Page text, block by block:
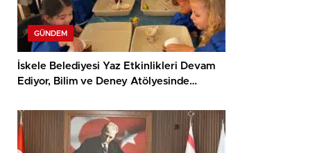
GÜNDEM
İskele Belediyesi Yaz Etkinlikleri Devam
Ediyor, Bilim ve Deney Atölyesinde